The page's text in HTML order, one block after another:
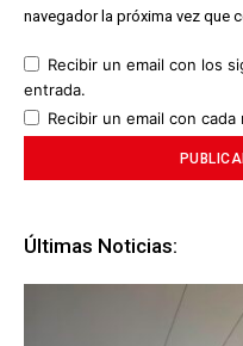
navegador la próxima vez que
Recibir un email con los
entrada.
Recibir un email con cada
Últimas Noticias: